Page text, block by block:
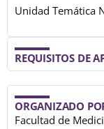
Unidad Temática
REQUISITOS DE
ORGANIZADO
Facultad de